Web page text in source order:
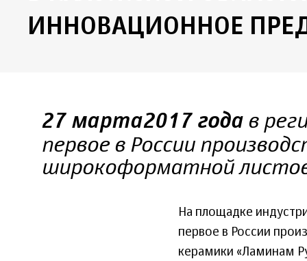
ИННОВАЦИОННОЕ
27 марта 2017 годав
первое в России
широкоформатной
На площадке
первое в России
керамики «Ламинам